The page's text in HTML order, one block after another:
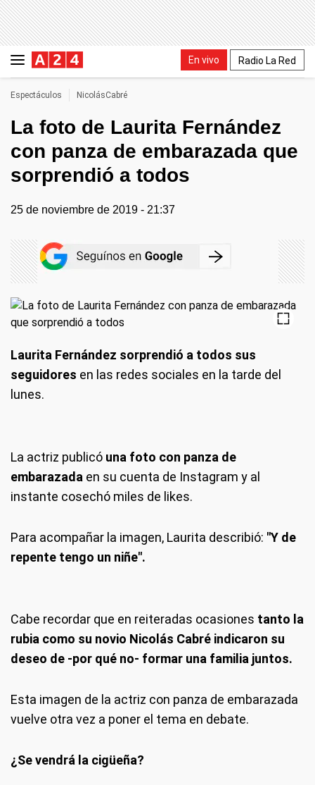
En vivo Radio La Red
Espectáculos NicolásCabré
La foto de Laurita Fernández
con panza de embarazada que
sorprendió a todos
25 de noviembre de 2019 - 21:37
Laurita Fernández sorprendió a todos sus
seguidores en las redes sociales en la tarde del
lunes.
La actriz publicó una foto con panza de
embarazada en su cuenta de Instagram y al
instante cosechó miles de likes.
Para acompañar la imagen, Laurita describió: "Y de
repente tengo un niñe".
Cabe recordar que en reiteradas ocasiones tanto la
rubia como su novio Nicolás Cabré indicaron su
deseo de -por qué no- formar una familia juntos.
Esta imagen de la actriz con panza de embarazada
vuelve otra vez a poner el tema en debate.
¿Se vendrá la cigüeña?